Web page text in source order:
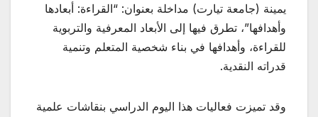
يمينة (جامعة تيارت) مداخلة بعنوان: “القراءة: أبعادها
وأهدافها”، تطرق فيها إلى الأبعاد المعرفية والتربوية
للقراءة، وأهدافها في بناء شخصية المتعلم وتنمية
قدراته النقدية.
وقد تميزت فعاليات هذا اليوم الدراسي بنقاشات علمية